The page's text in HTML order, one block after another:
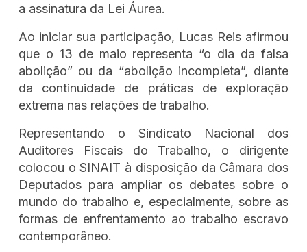
a assinatura da Lei Áurea.
Ao iniciar sua participação, Lucas Reis afirmou
que o 13 de maio representa “o dia da falsa
abolição” ou da “abolição incompleta”, diante
da continuidade de práticas de exploração
extrema nas relações de trabalho.
Representando o Sindicato Nacional dos
Auditores Fiscais do Trabalho, o dirigente
colocou o SINAIT à disposição da Câmara dos
Deputados para ampliar os debates sobre o
mundo do trabalho e, especialmente, sobre as
formas de enfrentamento ao trabalho escravo
contemporâneo.